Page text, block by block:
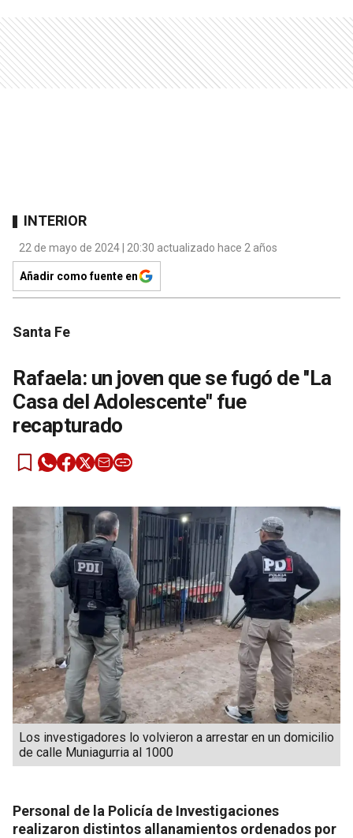
INTERIOR
22 de mayo de 2024 | 20:30 actualizado hace 2 años
Añadir como fuente en
Santa Fe
Rafaela: un joven que se fugó de ''La
Casa del Adolescente'' fue
recapturado
Los investigadores lo volvieron a arrestar en un domicilio
de calle Muniagurria al 1000
Personal de la Policía de Investigaciones
realizaron distintos allanamientos ordenados por